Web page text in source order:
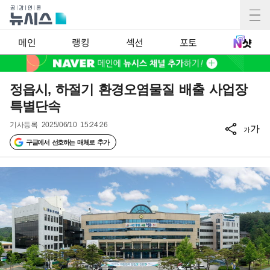
메인 랭킹 섹션 포토
정읍시, 하절기 환경오염물질 배출 사업장
특별단속
기사등록 2025/06/10 15:24:26
구글에서 선호하는 매체로 추가
가가